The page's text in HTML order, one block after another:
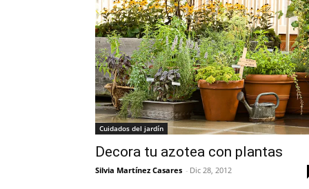
Cuidados del jardín
Decora tu azotea con plantas
Silvia Martínez Casares - Dic 28, 2012